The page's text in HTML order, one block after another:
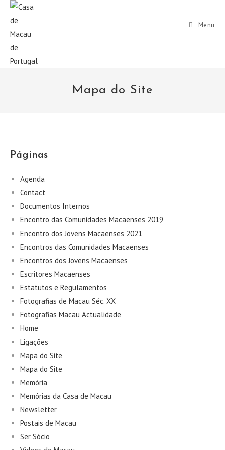
Menu
Mapa do Site
Páginas
Agenda
Contact
Documentos Internos
Encontro das Comunidades Macaenses 2019
Encontro dos Jovens Macaenses 2021
Encontros das Comunidades Macaenses
Encontros dos Jovens Macaenses
Escritores Macaenses
Estatutos e Regulamentos
Fotografias de Macau Séc. XX
Fotografias Macau Actualidade
Home
Ligações
Mapa do Site
Mapa do Site
Memória
Memórias da Casa de Macau
Newsletter
Postais de Macau
Ser Sócio